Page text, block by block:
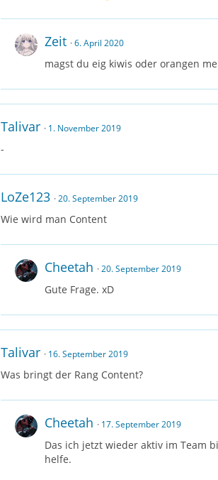
Zeit 6. April 2020
magst du eig kiwis oder orangen
Talivar 1. November 2019
-
LoZe123 20. September 2019
Wie wird man Content
Cheetah 20. September 2019
Gute Frage. xD
Talivar 16. September 2019
Was bringt der Rang Content?
Cheetah 17. September 2019
Das ich jetzt wieder aktiv im Team
helfe.